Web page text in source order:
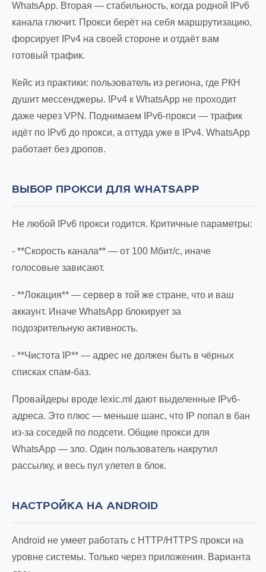
WhatsApp. Вторая — стабильность, когда родной IPv6
канала глючит. Прокси берёт на себя маршрутизацию,
форсирует IPv4 на своей стороне и отдаёт вам
готовый трафик.
Кейс из практики: пользователь из региона, где РКН
душит мессенджеры. IPv4 к WhatsApp не проходит
даже через VPN. Поднимаем IPv6-прокси — трафик
идёт по IPv6 до прокси, а оттуда уже в IPv4. WhatsApp
работает без дропов.
ВЫБОР ПРОКСИ ДЛЯ WHATSAPP
Не любой IPv6 прокси годится. Критичные параметры:
- **Скорость канала** — от 100 Мбит/с, иначе
голосовые зависают.
- **Локация** — сервер в той же стране, что и ваш
аккаунт. Иначе WhatsApp блокирует за
подозрительную активность.
- **Чистота IP** — адрес не должен быть в чёрных
списках спам-баз.
Провайдеры вроде lexic.ml дают выделенные IPv6-
адреса. Это плюс — меньше шанс, что IP попал в бан
из-за соседей по подсети. Общие прокси для
WhatsApp — зло. Один пользователь накрутил
рассылку, и весь пул улетел в блок.
НАСТРОЙКА НА ANDROID
Android не умеет работать с HTTP/HTTPS прокси на
уровне системы. Только через приложения. Варианта